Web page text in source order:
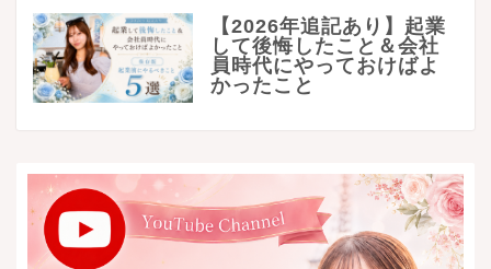
【2026年追記あり】起業
して後悔したこと＆会社
員時代にやっておけばよ
かったこと